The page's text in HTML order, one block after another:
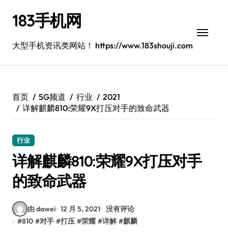
183手机网
大型手机资讯类网站！ https://www.183shouji.com
首页 5G频道 行业
2021
详解麒麟810:荣耀9X打压对手的致命武器
行业
详解麒麟810:荣耀9X打压对手
的致命武器
由 dawei 12 月 5, 2021 没有评论
#810 #对手 #打压 #荣耀 #详解 #麒麟